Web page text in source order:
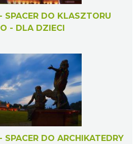
DO KLASZTORU
- DLA DZIECI
DO ARCHIKATEDRY